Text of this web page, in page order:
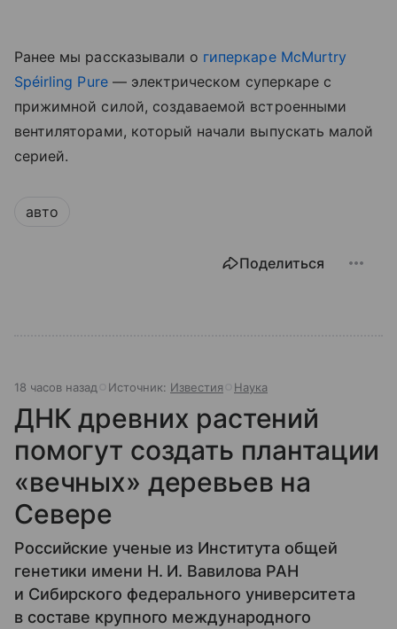
Ранее мы рассказывали о гиперкаре McMurtry
Spéirling Pure— электрическом суперкаре с
прижимной силой, создаваемой встроенными
вентиляторами, который начали выпускать малой
серией.
авто
Поделиться
18 часов назад Источник: Известия Наука
ДНК древних растений
помогут создать плантации
«вечных» деревьев на
Севере
Российские ученые из Института общей
генетики имени Н. И. Вавилова РАН
и Сибирского федерального университета
в составе крупного международного